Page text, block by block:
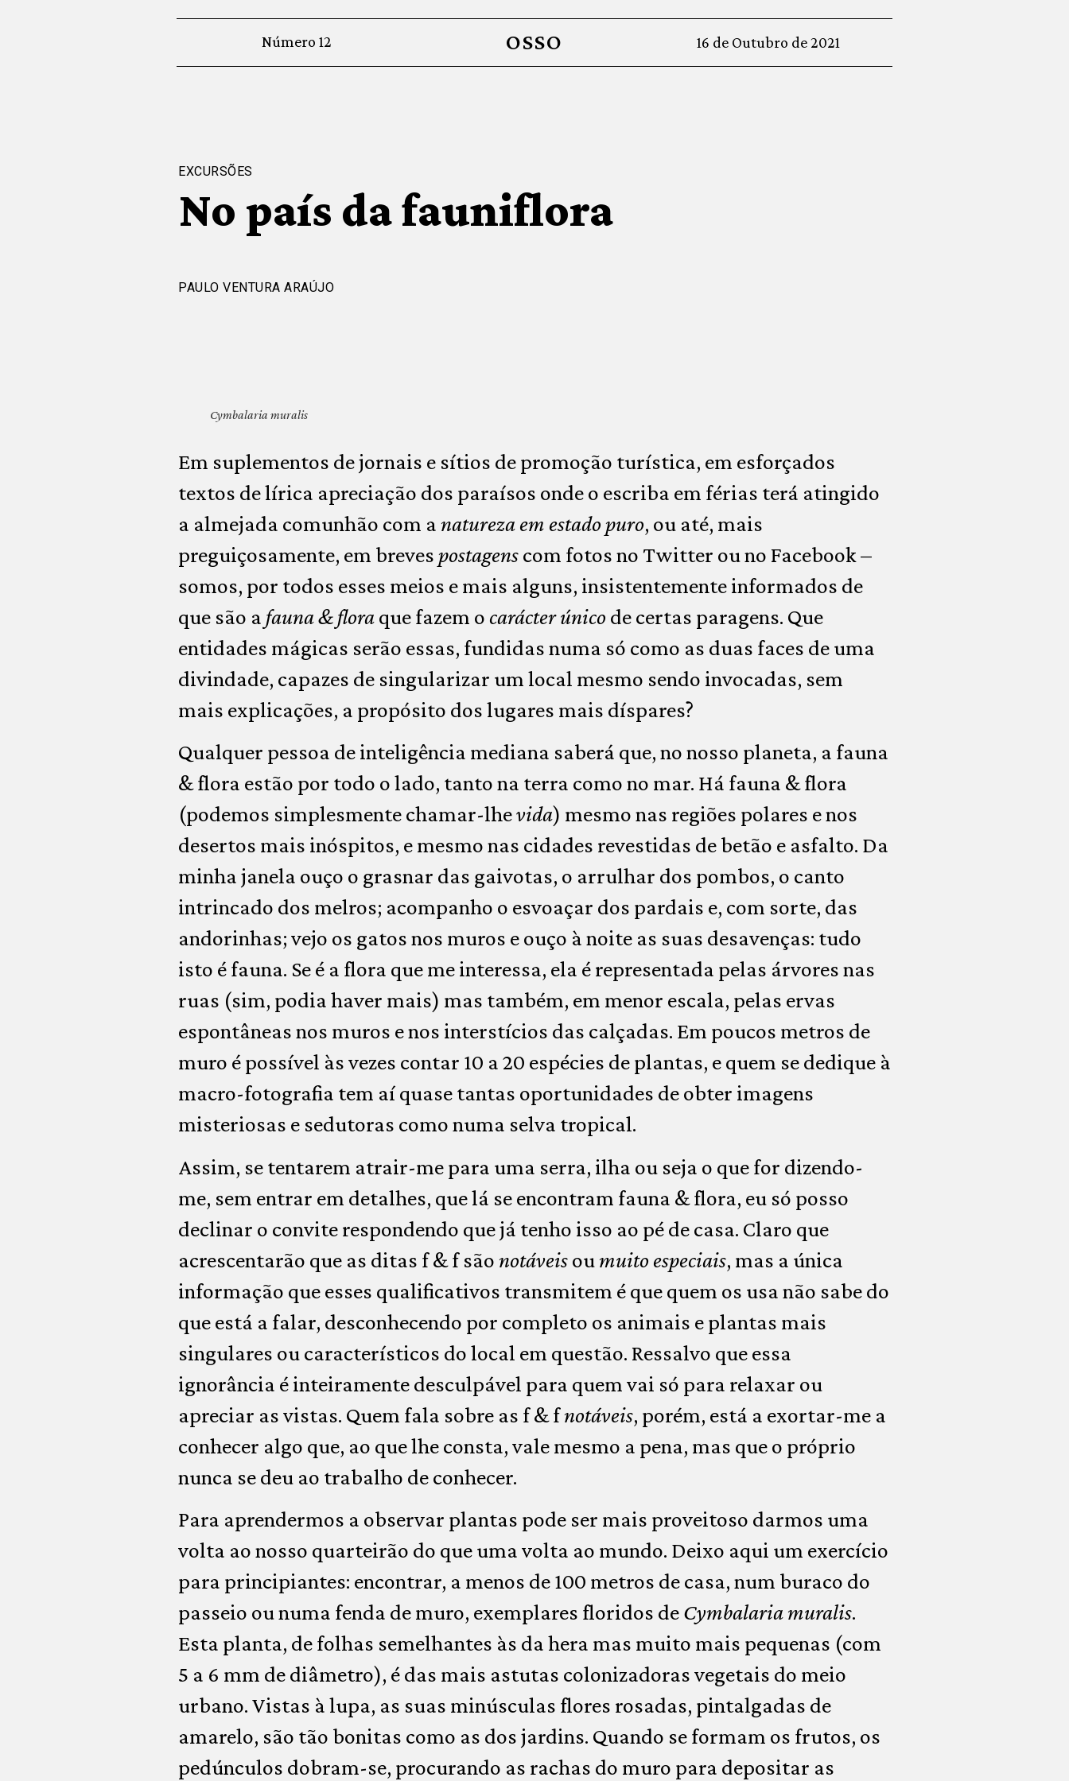
Número 12 OSSO 16 de Outubro de 2021
EXCURSÕES
No país da fauniflora
PAULO VENTURA ARAÚJO
Cymbalaria muralis
Em suplementos de jornais e sítios de promoção turística, em esforçados
textos de lírica apreciação dos paraísos onde o escriba em férias terá atingido
a almejada comunhão com anatureza em estado puro, ou até, mais
preguiçosamente, em brevespostagenscom fotos no Twitter ou no Facebook –
somos, por todos esses meios e mais alguns, insistentemente informados de
que são a fauna & floraque fazem o carácter único de certas paragens. Que
entidades mágicas serão essas, fundidas numa só como as duas faces de uma
divindade, capazes de singularizar um local mesmo sendo invocadas, sem
mais explicações, a propósito dos lugares mais díspares?
Qualquer pessoa de inteligência mediana saberá que, no nosso planeta, a fauna
& flora estão por todo o lado, tanto na terra como no mar. Há fauna & flora
(podemos simplesmente chamar-lhevida) mesmo nas regiões polares e nos
desertos mais inóspitos, e mesmo nas cidades revestidas de betão e asfalto. Da
minha janela ouço o grasnar das gaivotas, o arrulhar dos pombos, o canto
intrincado dos melros; acompanho o esvoaçar dos pardais e, com sorte, das
andorinhas; vejo os gatos nos muros e ouço à noite as suas desavenças: tudo
isto é fauna. Se é a flora que me interessa, ela é representada pelas árvores nas
ruas (sim, podia haver mais) mas também, em menor escala, pelas ervas
espontâneas nos muros e nos interstícios das calçadas. Em poucos metros de
muro é possível às vezes contar 10 a 20 espécies de plantas, e quem se dedique à
macro-fotografia tem aí quase tantas oportunidades de obter imagens
misteriosas e sedutoras como numa selva tropical.
Assim, se tentarem atrair-me para uma serra, ilha ou seja o que for dizendo-
me, sem entrar em detalhes, que lá se encontram fauna & flora, eu só posso
declinar o convite respondendo que já tenho isso ao pé de casa. Claro que
acrescentarão que as ditas f & f sãonotáveisoumuito especiais, mas a única
informação que esses qualificativos transmitem é que quem os usa não sabe do
que está a falar, desconhecendo por completo os animais e plantas mais
singulares ou característicos do local em questão. Ressalvo que essa
ignorância é inteiramente desculpável para quem vai só para relaxar ou
apreciar as vistas. Quem fala sobre as f & fnotáveis, porém, está a exortar-me a
conhecer algo que, ao que lhe consta, vale mesmo a pena, mas que o próprio
nunca se deu ao trabalho de conhecer.
Para aprendermos a observar plantas pode ser mais proveitoso darmos uma
volta ao nosso quarteirão do que uma volta ao mundo. Deixo aqui um exercício
para principiantes: encontrar, a menos de 100 metros de casa, num buraco do
passeio ou numa fenda de muro, exemplares floridos deCymbalaria muralis.
Esta planta, de folhas semelhantes às da hera mas muito mais pequenas (com
5 a 6 mm de diâmetro), é das mais astutas colonizadoras vegetais do meio
urbano. Vistas à lupa, as suas minúsculas flores rosadas, pintalgadas de
amarelo, são tão bonitas como as dos jardins. Quando se formam os frutos, os
pedúnculos dobram-se, procurando as rachas do muro para depositar as